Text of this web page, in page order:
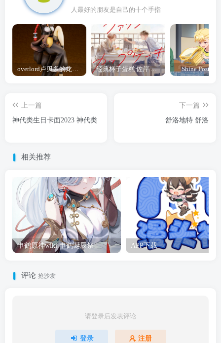
人最好的朋友是自己的十个手指
overlord卢贝多的龙王谁厉害 「Overlord」露普斯蕾琪娜·贝塔手办开订 经典杯子蛋糕 佐岸 漫画「经典杯子蛋糕」宣布真人日剧化
上一篇
神代类生日卡面2023 神代类
下一篇
舒洛地特 舒洛
相关推荐
申鹤原神wiki 申鹤诞辰祭 APP下载
评论 抢沙发
请登录后发表评论
登录 注册